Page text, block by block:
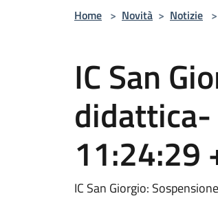
Home > Novità > Notizie >
IC San
11:24:29
IC San Giorgio: